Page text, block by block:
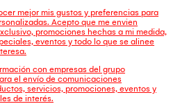
mejor mis gustos y preferencias para
Acepto que me envien
promociones hechas a mi medida,
eventos y todo lo que se alinee
con empresas del grupo
el envío de comunicaciones
servicios, promociones, eventos y
de interés.